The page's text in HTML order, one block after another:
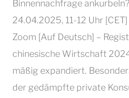
Binnennachfrage
24.04.2025, 11-12 Uhr
Zoom [Auf Deutsch] –
chinesische Wirtschaft
mäßig expandiert.
der gedämpfte private